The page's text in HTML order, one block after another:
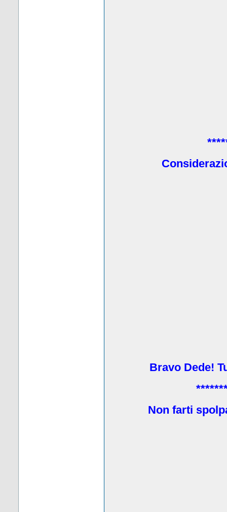
Bravo Dede!
Non farti